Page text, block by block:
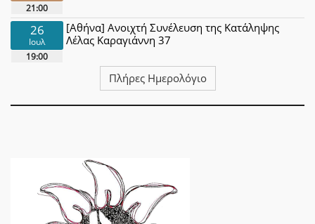
21:00
26
Ιουλ
19:00
[Αθήνα] Ανοιχτή Συνέλευση της Κατάληψης
Λέλας Καραγιάννη 37
Πλήρες Ημερολόγιο